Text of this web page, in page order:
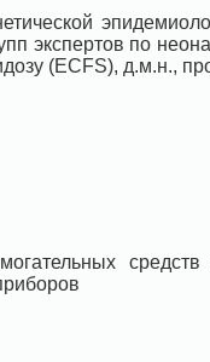
экспертов по
(ECFS), д.м.н.,